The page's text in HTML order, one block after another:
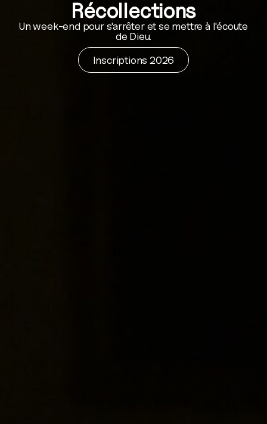
Récollections
Un week-end pour s'arrêter et se mettre à l'écoute
de Dieu.
Inscriptions 2026